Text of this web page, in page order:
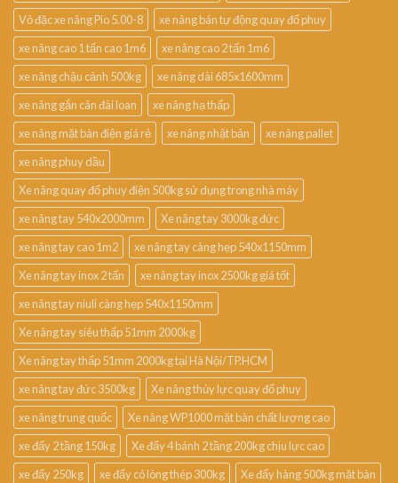
Vỏ đặc xe nâng Pio 5.00-8
xe nâng bán tự động quay đổ phuy
xe nâng cao 1 tấn cao 1m6
xe nâng cao 2 tấn 1m6
xe nâng chậu cảnh 500kg
xe nâng dài 685x1600mm
xe nâng gắn cân đài loan
xe nâng hạ thấp
xe nâng mặt bàn điện giá rẻ
xe nâng nhật bản
xe nâng pallet
xe nâng phuy dầu
Xe nâng quay đổ phuy điện 500kg sử dụng trong nhà máy
xe nâng tay 540x2000mm
Xe nâng tay 3000kg đức
xe nâng tay cao 1m2
xe nâng tay càng hẹp 540x1150mm
Xe nâng tay inox 2 tấn
xe nâng tay inox 2500kg giá tốt
xe nâng tay niuli càng hẹp 540x1150mm
Xe nâng tay siêu thấp 51mm 2000kg
Xe nâng tay thấp 51mm 2000kg tại Hà Nội/TP.HCM
xe nâng tay đức 3500kg
Xe nâng thủy lực quay đổ phuy
xe nâng trung quốc
Xe nâng WP1000 mặt bàn chất lượng cao
xe đẩy 2 tầng 150kg
Xe đẩy 4 bánh 2 tầng 200kg chịu lực cao
xe đẩy 250kg
xe đẩy có lòng thép 300kg Xe đẩy hàng 500kg mặt bàn